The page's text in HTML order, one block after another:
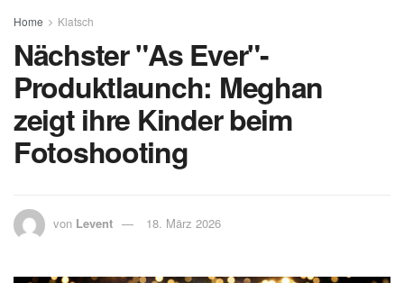
Home Klatsch
Nächster "As Ever"-
Produktlaunch: Meghan
zeigt ihre Kinder beim
Fotoshooting
von Levent 18. März 2026